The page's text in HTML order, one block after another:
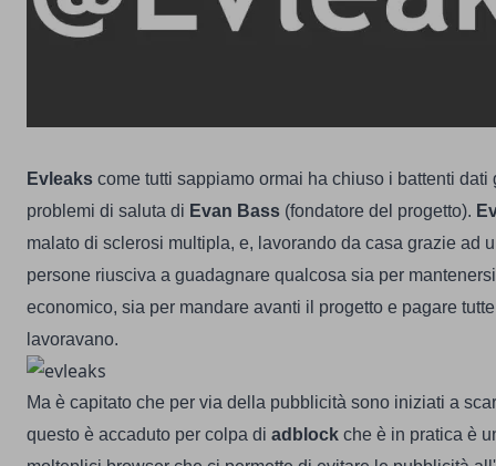
Evleaks come tutti sappiamo ormai ha chiuso i battenti
problemi di saluta di Evan Bass (fondatore del progetto).
malato di sclerosi multipla, e, lavorando da casa grazie ad
persone riusciva a guadagnare qualcosa sia per
economico, sia per mandare avanti il progetto e pagare
lavoravano.
Ma è capitato che per via della pubblicità sono iniziati a
questo è accaduto per colpa di adblock che è in pratica è